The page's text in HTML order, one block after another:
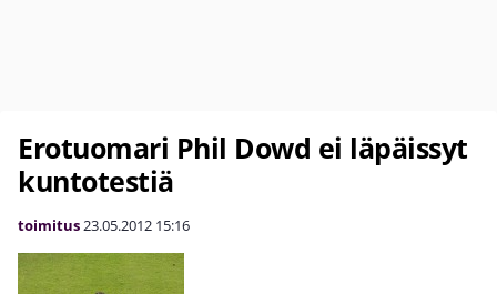
Erotuomari Phil Dowd ei läpäissyt
kuntotestiä
toimitus23.05.2012 15:16